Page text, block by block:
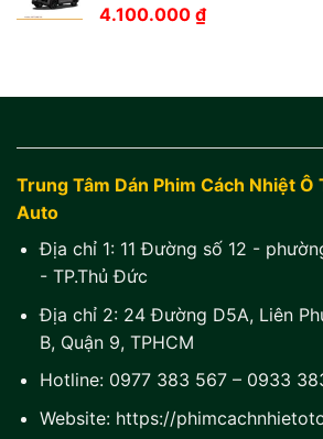
4.100.000 ₫
Trung Tâm Dán Phim Cách Nhiệt Ô
Auto
Địa chỉ 1: 11 Đường số 12 -
- TP.Thủ Đức
Địa chỉ 2: 24 Đường D5A, Liên
B, Quận 9, TPHCM
Hotline: 0977 383 567– 0933
Website: https://